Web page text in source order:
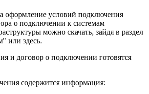
оформление условий подключения
о подключении к системам
можно скачать, зайдя в раздел
или здесь.
и договор о подключении готовятся
содержится информация: